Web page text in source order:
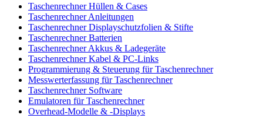
Taschenrechner Hüllen & Cases
Taschenrechner Anleitungen
Taschenrechner Displayschutzfolien & Stifte
Taschenrechner Batterien
Taschenrechner Akkus & Ladegeräte
Taschenrechner Kabel & PC-Links
Programmierung & Steuerung für Taschenrechner
Messwerterfassung für Taschenrechner
Taschenrechner Software
Emulatoren für Taschenrechner
Overhead-Modelle & -Displays